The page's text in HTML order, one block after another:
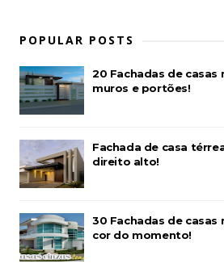
POPULAR POSTS
20 Fachadas de casas
muros e portões!
Fachada de casa
direito alto!
30 Fachadas de casas
cor do momento!